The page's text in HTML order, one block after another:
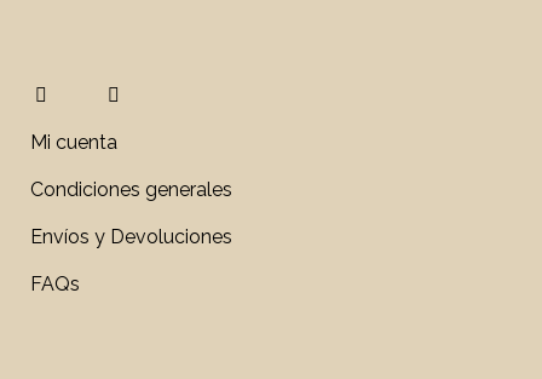
Mi cuenta
Condiciones generales
Envíos y Devoluciones
FAQs